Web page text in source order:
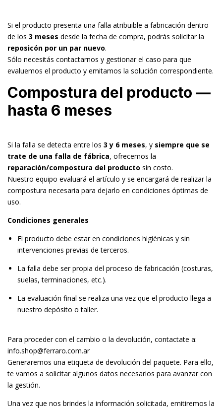
Si el producto presenta una falla atribuible a fabricación dentro
de los 3 meses desde la fecha de compra, podrás solicitar la
reposicón por un par nuevo.
Sólo necesitás contactarnos y gestionar el caso para que
evaluemos el producto y emitamos la solución correspondiente.
Compostura del producto —
hasta 6 meses
Si la falla se detecta entre los 3 y 6 meses, y siempre que se
trate de una falla de fábrica, ofrecemos la
reparación/compostura del producto sin costo.
Nuestro equipo evaluará el artículo y se encargará de realizar la
compostura necesaria para dejarlo en condiciones óptimas de
uso.
Condiciones generales
El producto debe estar en condiciones higiénicas y sin
intervenciones previas de terceros.
La falla debe ser propia del proceso de fabricación (costuras,
suelas, terminaciones, etc.).
La evaluación final se realiza una vez que el producto llega a
nuestro depósito o taller.
Para proceder con el cambio o la devolución, contactate a:
info.shop@ferraro.com.ar
Generaremos una etiqueta de devolución del paquete. Para ello,
te vamos a solicitar algunos datos necesarios para avanzar con
la gestión.
Una vez que nos brindes la información solicitada, emitiremos la